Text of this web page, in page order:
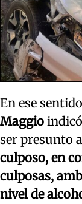
En ese
Maggio
ser presunto
culposo, en
culposas,
nivel de